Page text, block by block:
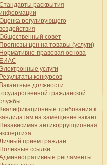
раскрытия
регулирующего
совет
Прогнозы цен на товары (услуги)
Нормативно-правовая основа
ЕИАС
Электронные услуги
Результаты конкурсов
Вакантные должности
гражданской
Квалификационные требования к
на замещение вакант
Независимая антикоррупционная
Личный прием граждан
Полезные ссылки
регламенты